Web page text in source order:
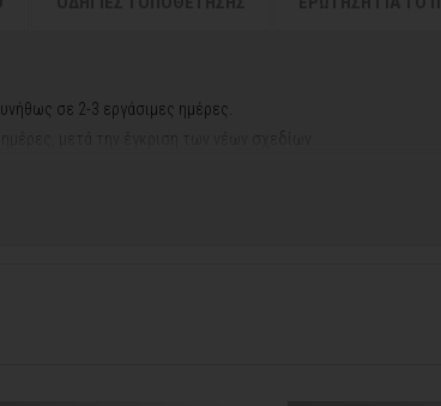
σε 2-3 εργάσιμες ημέρες.
μετά την έγκριση των νέων σχεδίων.